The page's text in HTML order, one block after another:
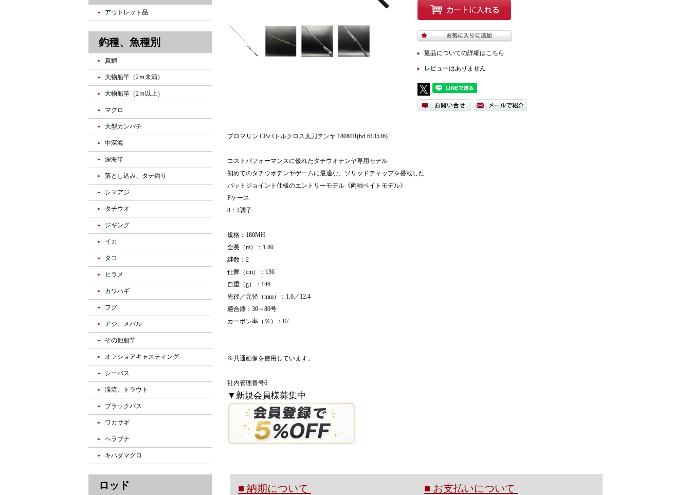
返品についての詳細はこちら
レビューはありません
プロマリン CBバトルクロス太刀テンヤ 180MH(hd-613536)
コストパフォーマンスに優れたタチウオテンヤ専用モデル
初めてのタチウオテンヤゲームに最適な、ソリッドティップを搭載した
バットジョイント仕様のエントリーモデル《両軸ベイトモデル》
Pケース
8：2調子
規格：180MH
全長（m）：1.80
継数：2
仕舞（cm）：136
自重（g）：146
先径／元径（mm）：1.6／12.4
適合錘：30～80号
カーボン率（％）：87
※共通画像を使用しています。
社内管理番号6
▼新規会員様募集中
■ 納期について ■ お支払いについて
アウトレット品
釣種、魚種別
真鯛
大物船竿（2ｍ未満）
大物船竿（2ｍ以上）
マグロ
大型カンパチ
中深海
深海竿
落とし込み、タテ釣り
シマアジ
タチウオ
ジギング
イカ
タコ
ヒラメ
カワハギ
フグ
アジ、メバル
その他船竿
オフショアキャスティング
シーバス
渓流、トラウト
ブラックバス
ワカサギ
ヘラブナ
キハダマグロ
ロッド